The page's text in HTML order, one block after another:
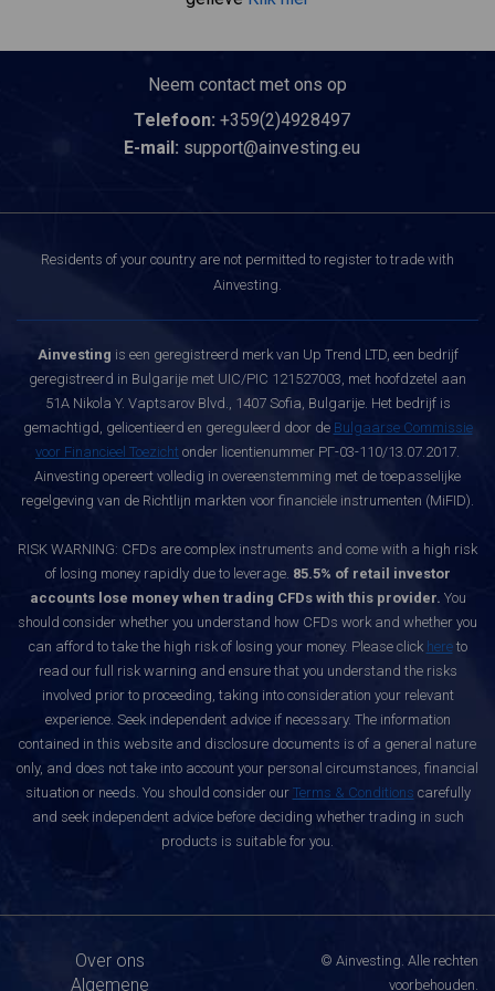
Neem contact met ons op
Telefoon: +359(2)4928497
E-mail: support@ainvesting.eu
Residents of your country are not permitted to register to trade with
Ainvesting.
Ainvesting is een geregistreerd merk van Up Trend LTD, een bedrijf
geregistreerd in Bulgarije met UIC/PIC 121527003, met hoofdzetel aan
51A Nikola Y. Vaptsarov Blvd., 1407 Sofia, Bulgarije. Het bedrijf is
gemachtigd, gelicentieerd en gereguleerd door de Bulgaarse Commissie
voor Financieel Toezicht onder licentienummer РГ-03-110/13.07.2017.
Ainvesting opereert volledig in overeenstemming met de toepasselijke
regelgeving van de Richtlijn markten voor financiële instrumenten (MiFID).
RISK WARNING: CFDs are complex instruments and come with a high risk
of losing money rapidly due to leverage. 85.5% of retail investor
accounts lose money when trading CFDs with this provider. You
should consider whether you understand how CFDs work and whether you
can afford to take the high risk of losing your money. Please click hereto
read our full risk warning and ensure that you understand the risks
involved prior to proceeding, taking into consideration your relevant
experience. Seek independent advice if necessary. The information
contained in this website and disclosure documents is of a general nature
only, and does not take into account your personal circumstances, financial
situation or needs. You should consider our Terms & Conditions carefully
and seek independent advice before deciding whether trading in such
products is suitable for you.
Over ons
Algemene
© Ainvesting. Alle rechten
voorbehouden.